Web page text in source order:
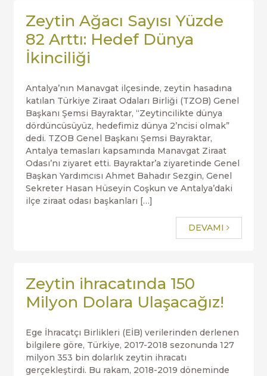
Zeytin Ağacı Sayısı Yüzde
82 Arttı: Hedef Dünya
İkinciliği
Antalya’nın Manavgat ilçesinde, zeytin hasadına
katılan Türkiye Ziraat Odaları Birliği (TZOB) Genel
Başkanı Şemsi Bayraktar, “Zeytincilikte dünya
dördüncüsüyüz, hedefimiz dünya 2’ncisi olmak”
dedi. TZOB Genel Başkanı Şemsi Bayraktar,
Antalya temasları kapsamında Manavgat Ziraat
Odası’nı ziyaret etti. Bayraktar’a ziyaretinde Genel
Başkan Yardımcısı Ahmet Bahadır Sezgin, Genel
Sekreter Hasan Hüseyin Coşkun ve Antalya’daki
ilçe ziraat odası başkanları […]
DEVAMI
Zeytin ihracatında 150
Milyon Dolara Ulaşacağız!
Ege İhracatçı Birlikleri (EİB) verilerinden derlenen
bilgilere göre, Türkiye, 2017-2018 sezonunda 127
milyon 353 bin dolarlık zeytin ihracatı
gerçekleştirdi. Bu rakam, 2018-2019 döneminde